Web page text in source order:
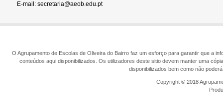
E-mail: secretaria@aeob.edu.pt
O Agrupamento de Escolas de Oliveira do Bairro faz um esforço para garantir que a
conteúdos aqui disponibilizados. Os utilizadores deste sitio devem manter uma
disponibilizados bem como não
Copyright © 2018